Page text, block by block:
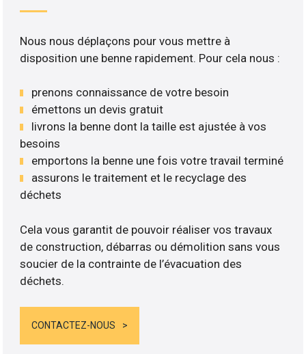
Nous nous déplaçons pour vous mettre à
disposition une benne rapidement. Pour cela nous :
prenons connaissance de votre besoin
émettons un devis gratuit
livrons la benne dont la taille est ajustée à vos
besoins
emportons la benne une fois votre travail terminé
assurons le traitement et le recyclage des
déchets
Cela vous garantit de pouvoir réaliser vos travaux
de construction, débarras ou démolition sans vous
soucier de la contrainte de l’évacuation des
déchets.
CONTACTEZ-NOUS